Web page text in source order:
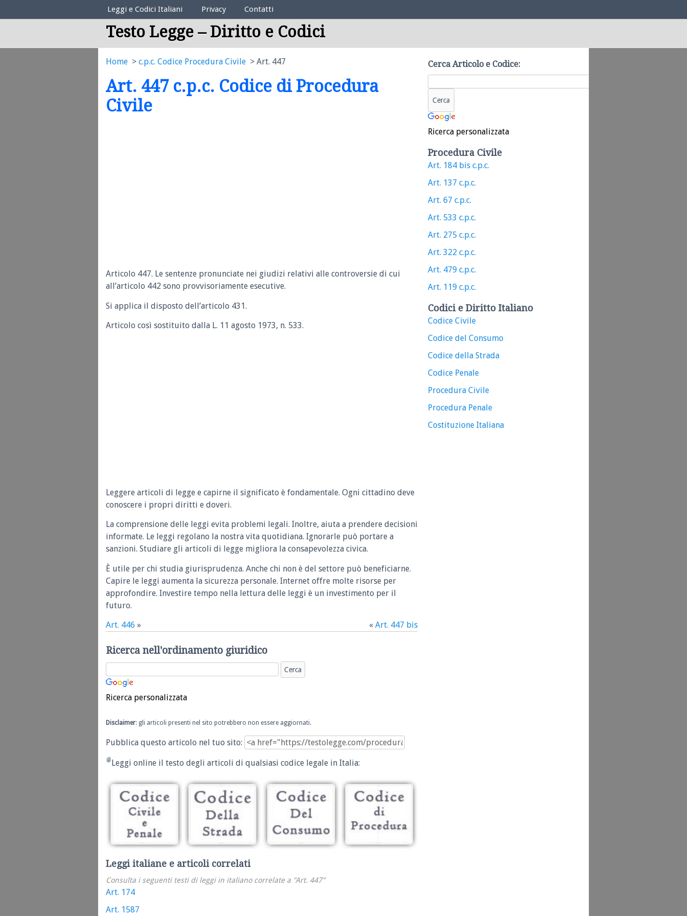
Elenco Codici Legali
Leggi e Codici Italiani Privacy Contatti
Testo Legge – Diritto e Codici
Home c.p.c. Codice Procedura Civile Art. 447
Art. 447 c.p.c. Codice di Procedura
Civile
Articolo 447. Le sentenze pronunciate nei giudizi relativi alle controversie di cui
all’articolo 442 sono provvisoriamente esecutive.
Si applica il disposto dell’articolo 431.
Articolo così sostituito dalla L. 11 agosto 1973, n. 533.
Leggere articoli di legge e capirne il significato è fondamentale. Ogni cittadino deve
conoscere i propri diritti e doveri.
La comprensione delle leggi evita problemi legali. Inoltre, aiuta a prendere decisioni
informate. Le leggi regolano la nostra vita quotidiana. Ignorarle può portare a
sanzioni. Studiare gli articoli di legge migliora la consapevolezza civica.
È utile per chi studia giurisprudenza. Anche chi non è del settore può beneficiarne.
Capire le leggi aumenta la sicurezza personale. Internet offre molte risorse per
approfondire. Investire tempo nella lettura delle leggi è un investimento per il
futuro.
Art. 446 » « Art. 447 bis
Ricerca nell'ordinamento giuridico
Ricerca personalizzata
Disclaimer: gli articoli presenti nel sito potrebbero non essere aggiornati.
Pubblica questo articolo nel tuo sito:
Leggi online il testo degli articoli di qualsiasi codice legale in Italia:
Leggi italiane e articoli correlati
Consulta i seguenti testi di leggi in italiano correlate a "Art. 447"
Art. 174
Art. 1587
Cerca Articolo e Codice:
Ricerca personalizzata
Procedura Civile
Art. 184 bis c.p.c.
Art. 137 c.p.c.
Art. 67 c.p.c.
Art. 533 c.p.c.
Art. 275 c.p.c.
Art. 322 c.p.c.
Art. 479 c.p.c.
Art. 119 c.p.c.
Codici e Diritto Italiano
Codice Civile
Codice del Consumo
Codice della Strada
Codice Penale
Procedura Civile
Procedura Penale
Costituzione Italiana